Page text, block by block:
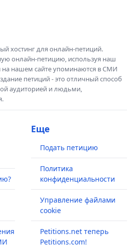
хостинг для онлайн-петиций.
онлайн-петицию, используя наш
нашем сайте упоминаются в СМИ
петиций - это отличный способ
аудиторией и людьми,
Еще
Подать петицию
Политика
конфиденциальности
Управление файлами
cookie
Petitions.net теперь
Petitions.com!